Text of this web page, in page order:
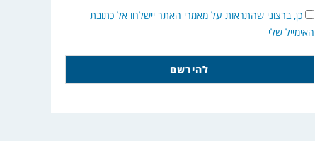
כן, ברצוני שהתראות על מאמרי האתר יישלחו אל כתובת
האימייל שלי